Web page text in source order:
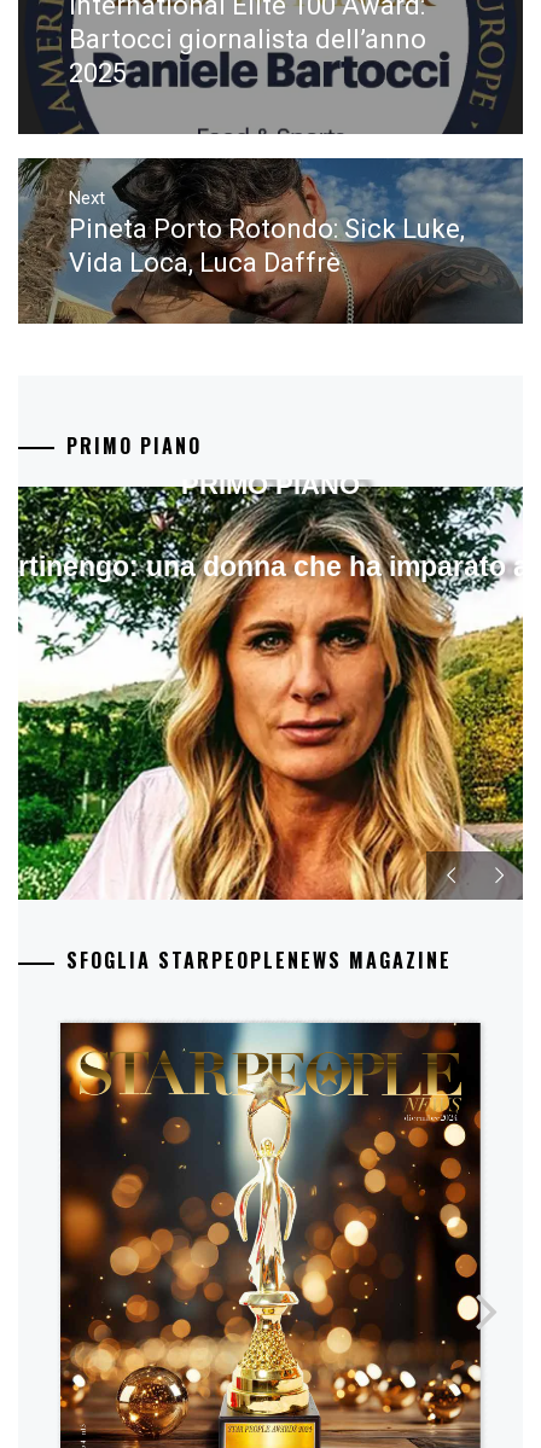
post:
Bartocci giornalista dell’anno
2025
Next
Next
post:
Pineta Porto Rotondo: Sick Luke,
Vida Loca, Luca Daffrè
PRIMO PIANO
una donna che ha imparato a
PRIMO PIANO
SFOGLIA STARPEOPLENEWS MAGAZINE